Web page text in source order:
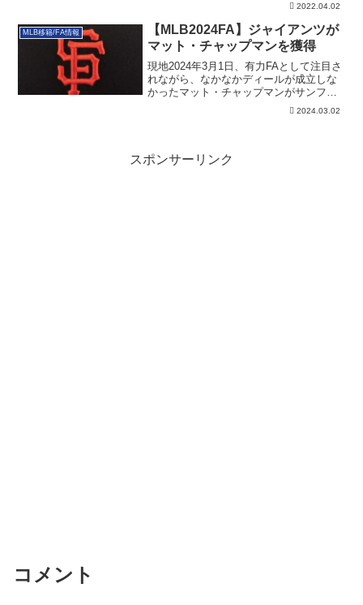
2022.04.02
MLB移籍/FA情報
【MLB2024FA】ジャイアンツが
マット・チャップマンを獲得
現地2024年3月1日、有力FAとして注目さ
れながら、なかなかディールが成立しな
かったマット・チャップマンがサンフラ
ンシスコ・ジャイアンツと３年契約で合
2024.03.02
スポンサーリンク
コメント